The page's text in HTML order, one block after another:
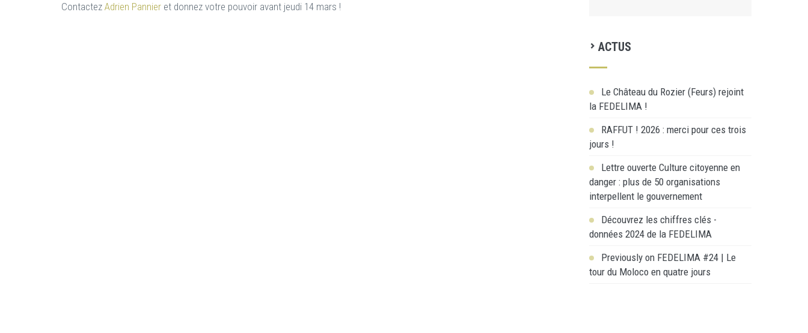
Contactez Adrien Pannier et donnez votre pouvoir avant jeudi 14 mars !
ACTUS
Le Château du Rozier (Feurs) rejoint
la FEDELIMA !
RAFFUT ! 2026 : merci pour ces trois
jours !
Lettre ouverte Culture citoyenne en
danger : plus de 50 organisations
interpellent le gouvernement
Découvrez les chiffres clés -
données 2024 de la FEDELIMA
Previously on FEDELIMA #24 | Le
tour du Moloco en quatre jours